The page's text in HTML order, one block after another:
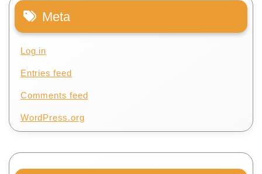
Meta
Log in
Entries feed
Comments feed
WordPress.org